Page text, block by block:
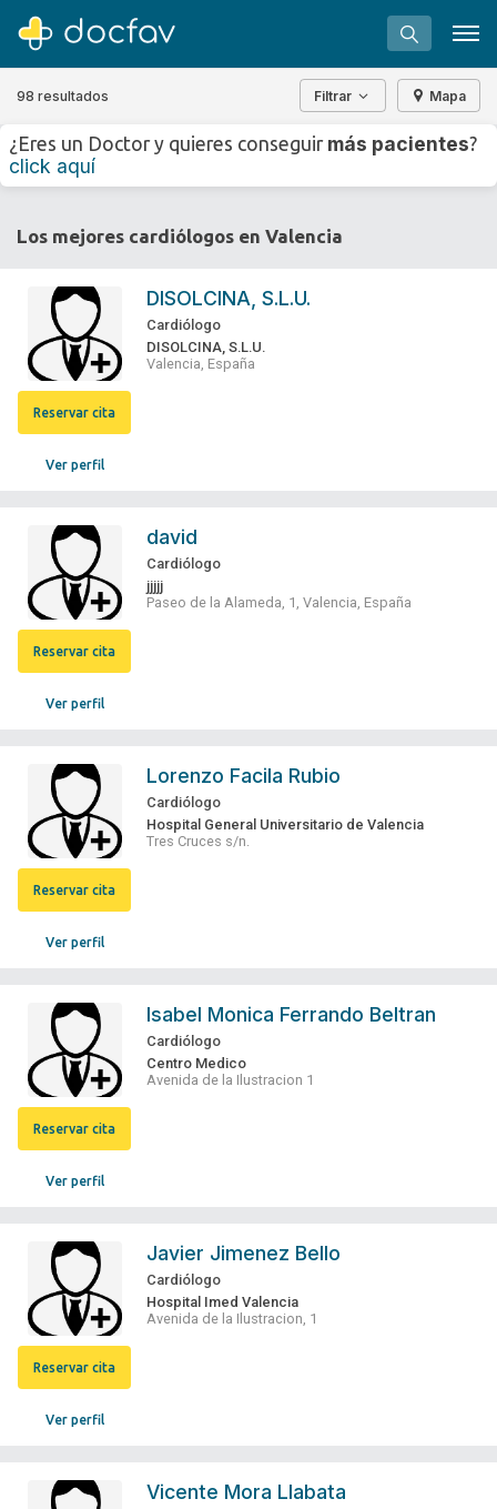
Software para clínicas
¿Eres un doctor?
98 resultados Filtrar Mapa
¿Eres un Doctor y quieres conseguir más pacientes?
click aquí
Los mejores cardiólogos en Valencia
Ver perfil
Reservar cita
DISOLCINA, S.L.U.
Cardiólogo
DISOLCINA, S.L.U.
Valencia, España
Ver perfil
Reservar cita
david
Cardiólogo
jjjjj
Paseo de la Alameda, 1, Valencia, España
Ver perfil
Reservar cita
Lorenzo Facila Rubio
Cardiólogo
Hospital General Universitario de Valencia
Tres Cruces s/n.
Ver perfil
Reservar cita
Isabel Monica Ferrando Beltran
Cardiólogo
Centro Medico
Avenida de la Ilustracion 1
Ver perfil
Reservar cita
Javier Jimenez Bello
Cardiólogo
Hospital Imed Valencia
Avenida de la Ilustracion, 1
Vicente Mora Llabata
+ −
⇧
»
©OpenStreetMapcontributors.